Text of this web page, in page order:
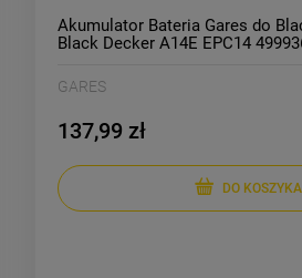
Akumulator Bateria Gares do
Black Decker A14E EPC14
BPT1048 FSL144 NM14 PS142H
GARES
137,99 zł
DO KOSZYKA